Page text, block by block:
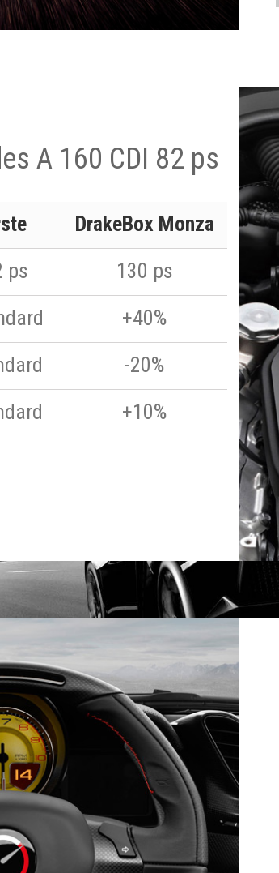
A 160 CDI 82 ps
DrakeBox Monza
ps
130 ps
+40%
-20%
+10%